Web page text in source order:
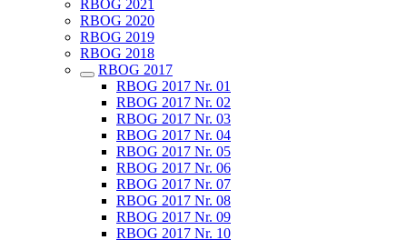
RBOG 2021
RBOG 2020
RBOG 2019
RBOG 2018
RBOG 2017
RBOG 2017 Nr. 01
RBOG 2017 Nr. 02
RBOG 2017 Nr. 03
RBOG 2017 Nr. 04
RBOG 2017 Nr. 05
RBOG 2017 Nr. 06
RBOG 2017 Nr. 07
RBOG 2017 Nr. 08
RBOG 2017 Nr. 09
RBOG 2017 Nr. 10